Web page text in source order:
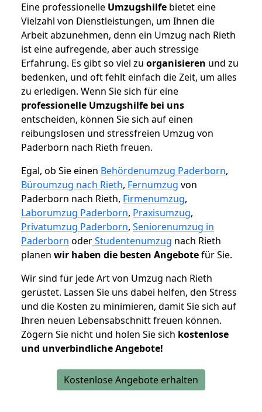
Eine professionelle Umzugshilfe bietet eine
Vielzahl von Dienstleistungen, um Ihnen die
Arbeit abzunehmen, denn ein Umzug nach Rieth
ist eine aufregende, aber auch stressige
Erfahrung. Es gibt so viel zu organisieren und zu
bedenken, und oft fehlt einfach die Zeit, um alles
zu erledigen. Wenn Sie sich für eine
professionelle Umzugshilfe bei uns
entscheiden, können Sie sich auf einen
reibungslosen und stressfreien Umzug von
Paderborn nach Rieth freuen.
Egal, ob Sie einen Behördenumzug Paderborn,
Büroumzug nach Rieth, Fernumzug von
Paderborn nach Rieth, Firmenumzug,
Laborumzug Paderborn, Praxisumzug,
Privatumzug Paderborn, Seniorenumzug in
Paderborn oderStudentenumzug nach Rieth
planen wir haben die besten Angebotefür Sie.
Wir sind für jede Art von Umzug nach Rieth
gerüstet. Lassen Sie uns dabei helfen, den Stress
und die Kosten zu minimieren, damit Sie sich auf
Ihren neuen Lebensabschnitt freuen können.
Zögern Sie nicht und holen Sie sich kostenlose
und unverbindliche Angebote!
Kostenlose Angebote erhalten